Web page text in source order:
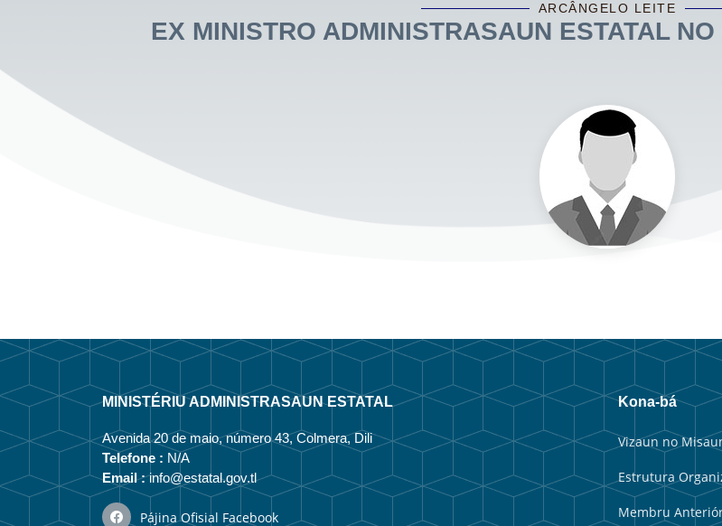
ARCÂNGELO LEITE
EX MINISTRO ADMINISTRASAUN ESTATAL
MINISTÉRIU ADMINISTRASAUN ESTATAL
Avenida 20 de maio, número 43, Colmera, Dili
Telefone : N/A
Email :info@estatal.gov.tl
Pájina Ofisial Facebook
Kona-bá
Vizaun no
Estrutura
Membru